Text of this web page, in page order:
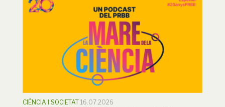
CIÈNCIA I SOCIETAT 16.07.2026